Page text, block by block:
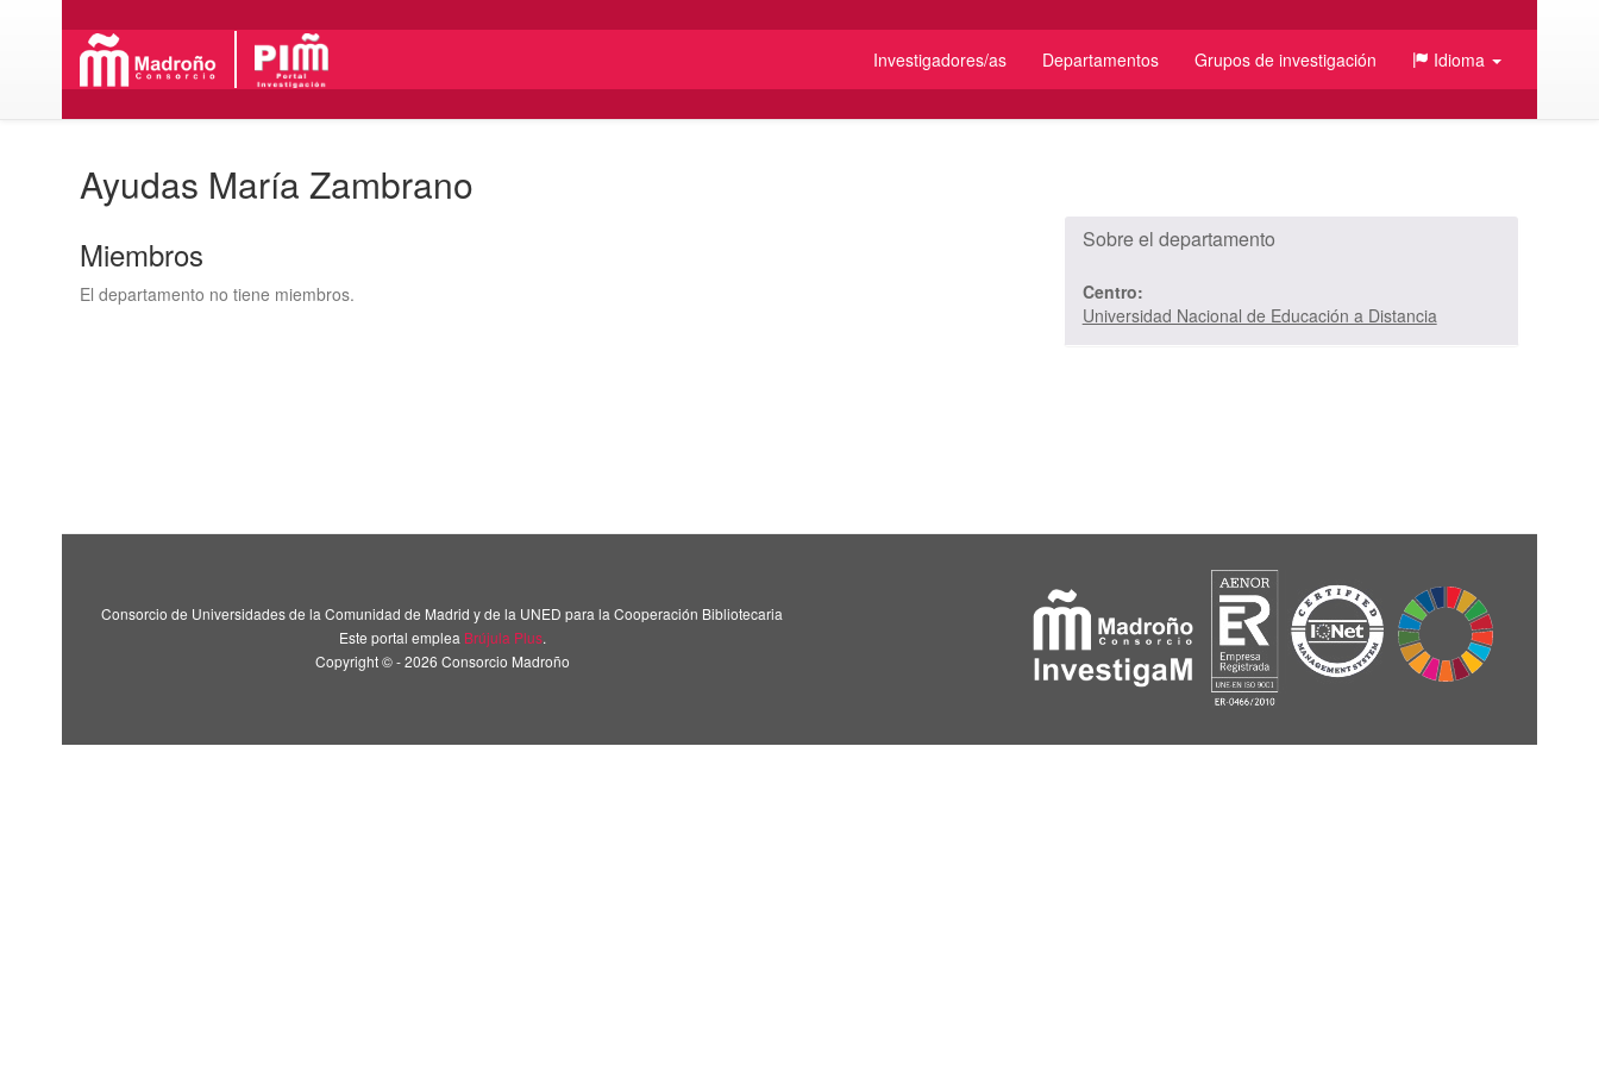
Investigadores/as Departamentos Grupos de investigación Idioma
Ayudas María Zambrano
Miembros
El departamento no tiene miembros.
Sobre el departamento
Centro:
Universidad Nacional de Educación a Distancia
Consorcio de Universidades de la Comunidad de Madrid y de la UNED para la Cooperación Bibliotecaria
Este portal emplea Brújula Plus.
Copyright © - 2026 Consorcio Madroño